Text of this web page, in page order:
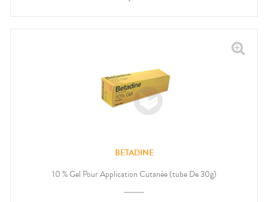
BETADINE
10 % Gel Pour Application Cutanée (tube De 30g)